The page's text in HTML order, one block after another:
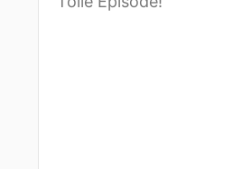
00:01:28: Genau, das